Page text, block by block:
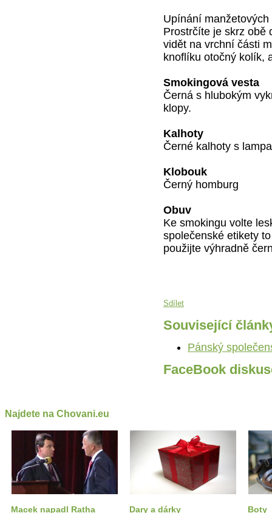
Upínání
Prostrčíte je skrz obě
vidět na vrchní části
knoflíku otočný kolík,
Smokingová vesta
Černá s hlubokým
klopy.
Kalhoty
Černé kalhoty s
Klobouk
Černý homburg
Obuv
Ke smokingu volte
společenské etikety
použijte výhradně
Sdílet
Související
Pánský
FaceBook
Najdete na Chovani.eu
Macek napadl Ratha Dary a dárky Boty